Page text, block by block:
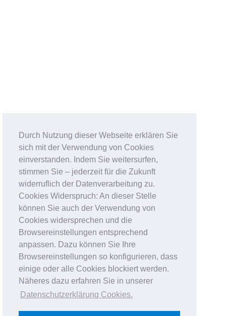
Durch Nutzung dieser Webseite erklären Sie
sich mit der Verwendung von Cookies
einverstanden. Indem Sie weitersurfen,
stimmen Sie – jederzeit für die Zukunft
widerruflich der Datenverarbeitung zu.
Cookies Widerspruch: An dieser Stelle
können Sie auch der Verwendung von
Cookies widersprechen und die
Browsereinstellungen entsprechend
anpassen. Dazu können Sie Ihre
Browsereinstellungen so konfigurieren, dass
einige oder alle Cookies blockiert werden.
Näheres dazu erfahren Sie in unserer
Datenschutzerklärung Cookies.